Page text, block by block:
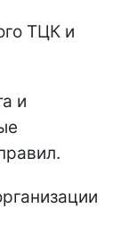
ТЦК и
и